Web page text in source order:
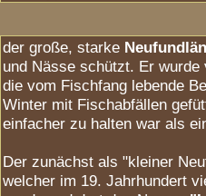
der große, starke
und Nässe schützt. Er
die vom Fischfang lebende
Winter mit Fischabfällen
einfacher zu halten war als
Der zunächst als "kleiner
welcher im 19. Jahrhundert